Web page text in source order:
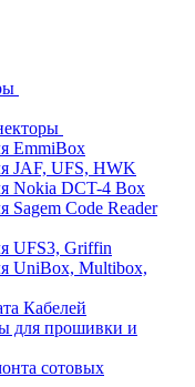
EmmiBox
JAF, UFS, HWK
Nokia DCT-4 Box
Sagem Code Reader
UFS3, Griffin
UniBox, Multibox,
Кабелей
для прошивки и
сотовых